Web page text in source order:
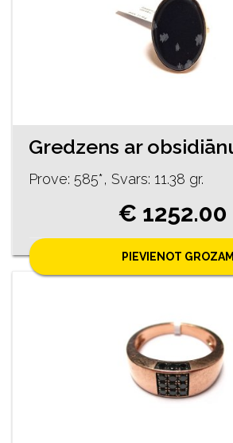
Prove: 585*, Svars: 11.38 gr.
€ 1252.00
PIEVIENOT GROZAM